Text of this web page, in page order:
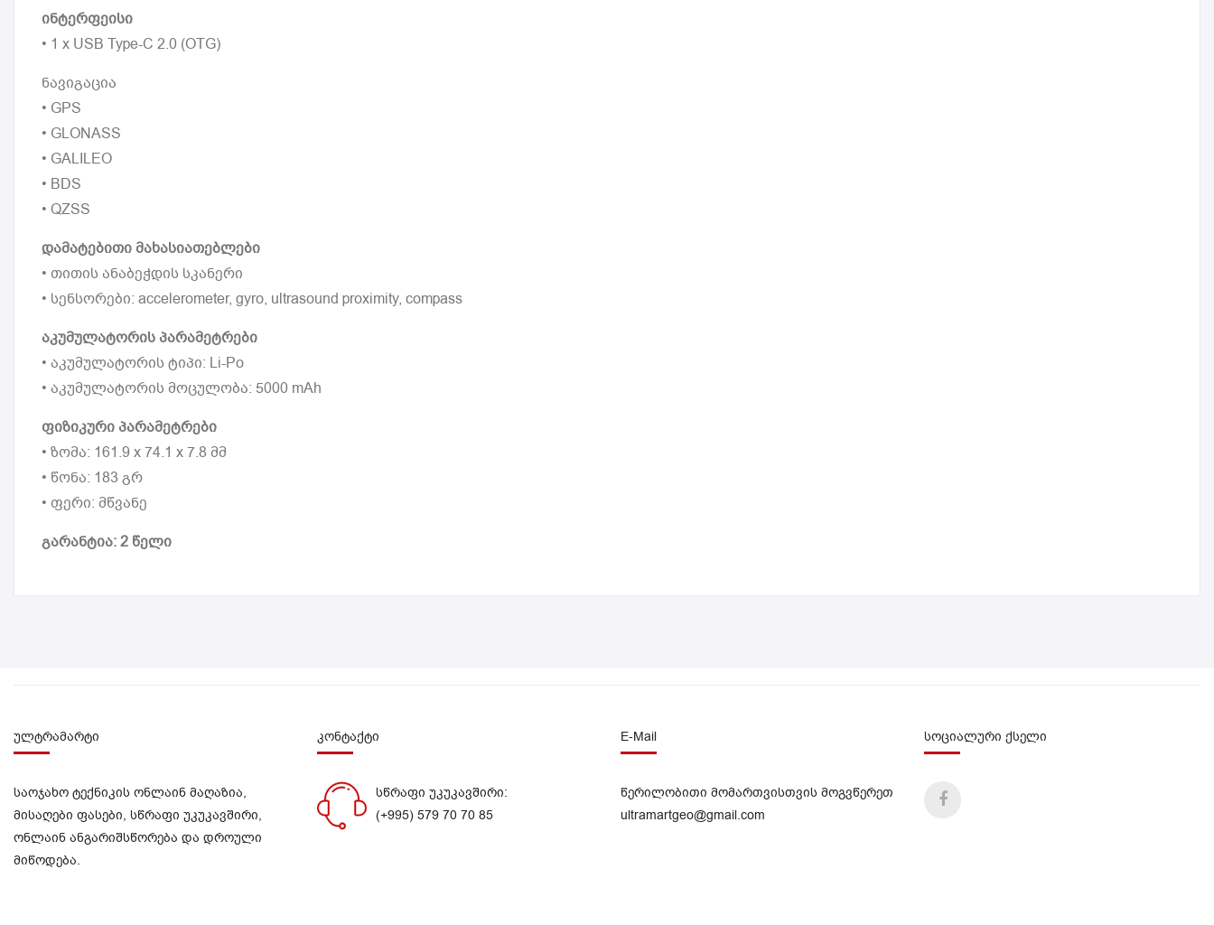
ინტერფეისი
• 1 x USB Type-C 2.0 (OTG)
ნავიგაცია
• GPS
• GLONASS
• GALILEO
• BDS
• QZSS
დამატებითი მახასიათებლები
• თითის ანაბეჭდის სკანერი
• სენსორები: accelerometer, gyro, ultrasound proximity, compass
აკუმულატორის პარამეტრები
• აკუმულატორის ტიპი: Li-Po
• აკუმულატორის მოცულობა: 5000 mAh
ფიზიკური პარამეტრები
• ზომა: 161.9 x 74.1 x 7.8 მმ
• წონა: 183 გრ
• ფერი: მწვანე
გარანტია: 2 წელი
ულტრამარტი
საოჯახო ტექნიკის ონლაინ მაღაზია,
მისაღები ფასები, სწრაფი უკუკავშირი,
ონლაინ ანგარიშსწორება და დროული
მიწოდება.
კონტაქტი
სწრაფი უკუკავშირი:
(+995) 579 70 70 85
E-Mail
წერილობითი მომართვისთვის მოგვწერეთ
ultramartgeo@gmail.com
სოციალური ქსელი